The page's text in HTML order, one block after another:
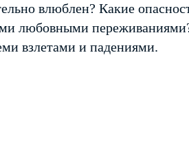
влюблен? Какие
любовными
взлетами и падениями.